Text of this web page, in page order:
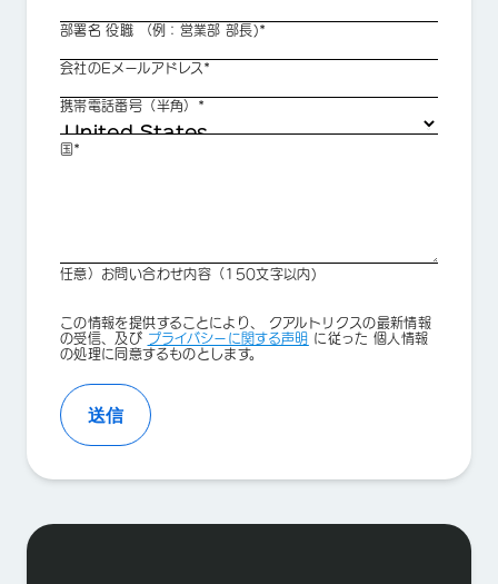
部署名 役職 （例：営業部 部長)*
会社のEメールアドレス*
携帯電話番号（半角）*
国*
任意）お問い合わせ内容（150文字以内)
Privacy
Optin
この情報を提供することにより、 クアルトリクスの最新情報
の受信、及び プライバシーに関する声明 に従った 個人情報
の処理に同意するものとします。
送信